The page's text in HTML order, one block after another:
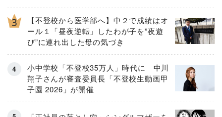
【不登校から医学部へ】中２で成績はオ
ール１「昼夜逆転」したわが子を”夜遊
び”に連れ出した母の気づき
小中学校「不登校35万人」時代に 中川
翔子さんが審査委員長「不登校生動画甲
子園 2026」が開催